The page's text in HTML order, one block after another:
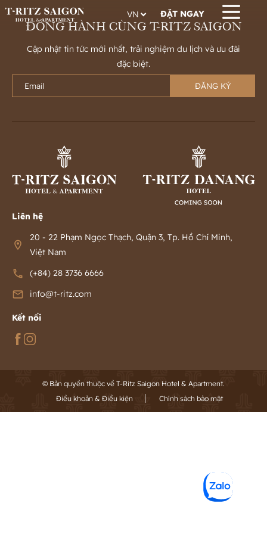
ĐẶT NGAY
ĐỒNG HÀNH CÙNG T-RITZ SAIGON
Cập nhật tin tức mới nhất, trải nghiệm du lịch và ưu đãi
đặc biệt.
ĐĂNG KÝ
Liên hệ
20 - 22 Phạm Ngọc Thạch, Quận 3, Tp. Hồ Chí Minh,
Việt Nam
(+84) 28 3736 6666
info@t-ritz.com
Kết nối
© Bản quyền thuộc về T-Ritz Saigon Hotel & Apartment.
Điều khoản & Điều kiện
Chính sách bảo mật